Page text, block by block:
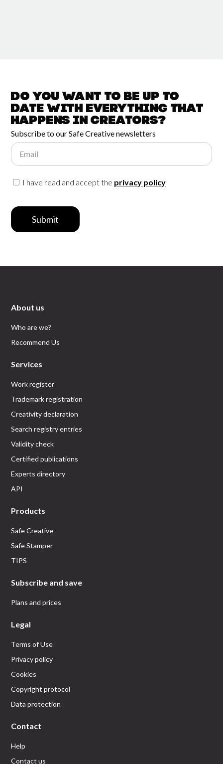
Do you want to be up to
date witheverything that
happens inCreators?
Subscribe to our Safe Creative newsletters
Email
I have read and accept the privacy policy
Submit
About us
Who are we?
Recommend Us
Services
Work register
Trademark registration
Creativity declaration
Search registry entries
Validity check
Certified publications
Experts directory
API
Products
Safe Creative
Safe Stamper
TIPS
Subscribe and save
Plans and prices
Legal
Terms of Use
Privacy policy
Cookies
Copyright protocol
Data protection
Contact
Help
Contact us